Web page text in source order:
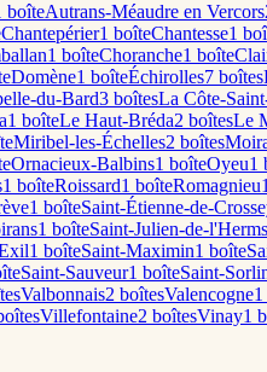
boîteAutrans-Méaudre en Vercors
Chantepérier1 boîteChantesse1
1 boîteChoranche1 boîte
Domène1 boîteÉchirolles7 boîtes
du-Bard3 boîtesLa Côte-
1 boîteLe Haut-Bréda2 boîtesLe
Miribel-les-Échelles2 boîtes
Ornacieux-Balbins1 boîteOyeu1
1 boîteRoissard1 boîteRomagnieu1
1 boîteSaint-Étienne-de-
1 boîteSaint-Julien-de-l'Herms
1 boîteSaint-Maximin1 boîte
Saint-Sauveur1 boîteSaint-
sValbonnais2 boîtesValencogne1
sVillefontaine2 boîtesVinay1